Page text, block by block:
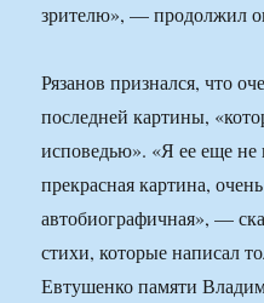
зрителю», — продолжил
Рязанов признался, что
последней картины,
исповедью». «Я ее еще не
прекрасная картина,
автобиографичная», —
стихи, которые написал
Евтушенко памяти